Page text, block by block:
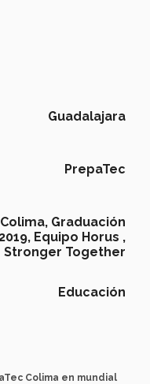
Guadalajara
PrepaTec
Graduación
Equipo Horus ,
Stronger Together
Educación
Colima en mundial